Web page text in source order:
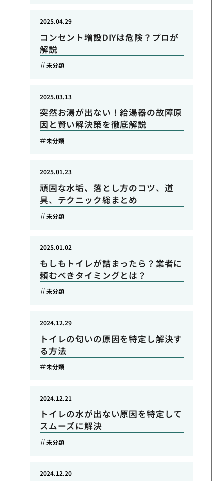
コンセント増設DIYは危険？プロが
解説
2025.04.29
未分類
突然お湯が出ない！給湯器の故障原
因と賢い解決策を徹底解説
2025.03.13
未分類
頑固な水垢、落とし方のコツ、道
具、テクニック総まとめ
2025.01.23
未分類
もしもトイレが詰まったら？業者に
頼むべきタイミングとは？
2025.01.02
未分類
トイレの匂いの原因を特定し解決す
る方法
2024.12.29
未分類
トイレの水が出ない原因を特定して
スムーズに解決
2024.12.21
未分類
2024.12.20